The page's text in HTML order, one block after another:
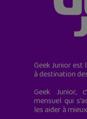
Geek Junior
à destination
Geek Junior,
mensuel qui
les aider à